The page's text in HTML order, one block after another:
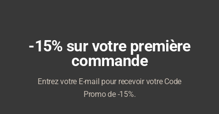
-15% sur votre première
commande
Entrez votre E-mail pour recevoir votre Code
Promo de -15%.